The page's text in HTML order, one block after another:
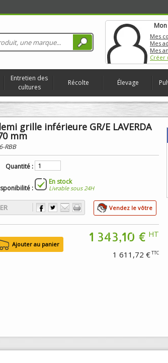
Mes
Mes
Mes
Créer
Entretien des
cultures
Récolte Élevage
grille inférieure GR/E LAVERDA
mm
RBB
Quantité :
:
En stock
Livrable sous 24H
Vendez le vôtre
1 343,10 € HT
1 611,72 €TTC